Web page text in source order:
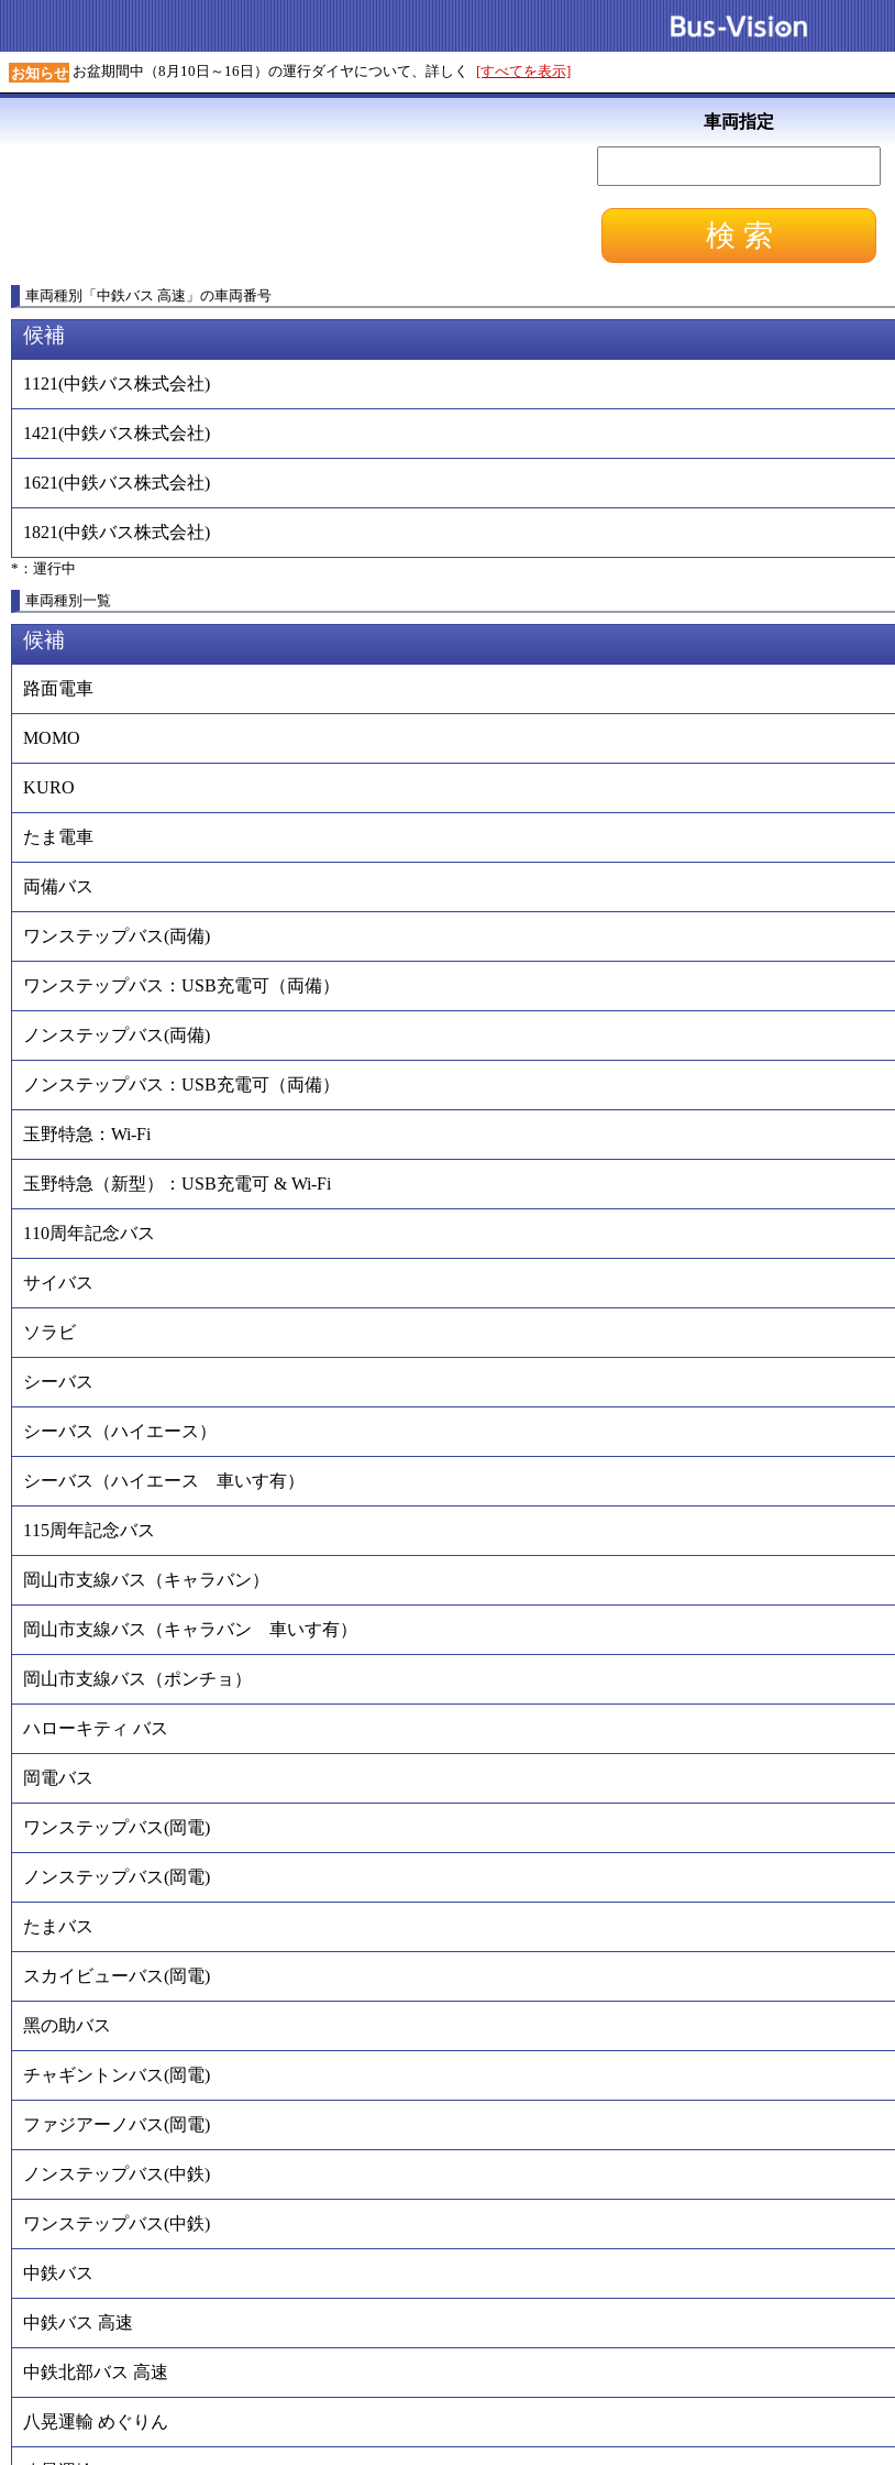
お知らせ お盆期間中（8月10日～16日）の運行ダイヤについて、詳しく [すべてを表示]
車両指定
車両種別 「中鉄バス 高速 」 の車両番号
候補
1121(中鉄バス株式会社)
1421(中鉄バス株式会社)
1621(中鉄バス株式会社)
1821(中鉄バス株式会社)
*：運行中
車両種別一覧
候補
路面電車
MOMO
KURO
たま電車
両備バス
ワンステップバス(両備)
ワンステップバス：USB充電可（両備）
ノンステップバス(両備)
ノンステップバス：USB充電可（両備）
玉野特急：Wi-Fi
玉野特急（新型）：USB充電可 & Wi-Fi
110周年記念バス
サイバス
ソラビ
シーバス
シーバス（ハイエース）
シーバス（ハイエース 車いす有）
115周年記念バス
岡山市支線バス（キャラバン）
岡山市支線バス（キャラバン 車いす有）
岡山市支線バス（ポンチョ）
ハローキティ バス
岡電バス
ワンステップバス(岡電)
ノンステップバス(岡電)
たまバス
スカイビューバス(岡電)
黑の助バス
チャギントンバス(岡電)
ファジアーノバス(岡電)
ノンステップバス(中鉄)
ワンステップバス(中鉄)
中鉄バス
中鉄バス 高速
中鉄北部バス 高速
八晃運輸 めぐりん